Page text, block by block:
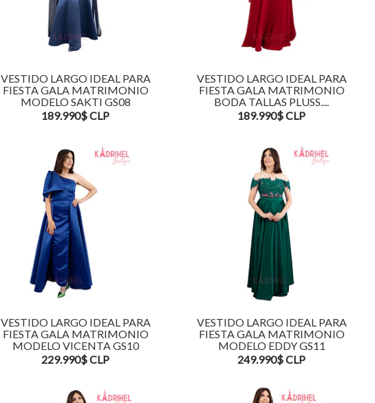
VESTIDO LARGO IDEAL PARA
FIESTA GALA MATRIMONIO
MODELO SAKTI GS08
189.990$ CLP
VESTIDO LARGO IDEAL PARA
FIESTA GALA MATRIMONIO
BODA TALLAS PLUSS....
189.990$ CLP
VESTIDO LARGO IDEAL PARA
FIESTA GALA MATRIMONIO
MODELO VICENTA GS10
229.990$ CLP
VESTIDO LARGO IDEAL PARA
FIESTA GALA MATRIMONIO
MODELO EDDY GS11
249.990$ CLP